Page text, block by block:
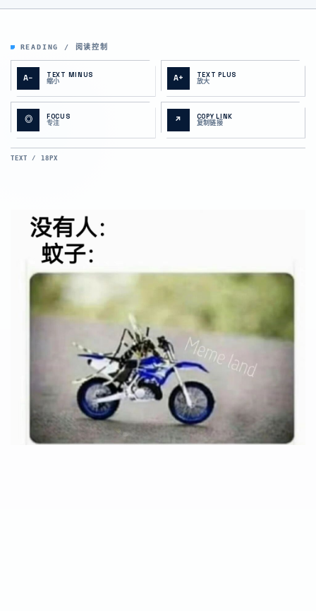
READING / 阅读控制
A− TEXT MINUS
缩小 A+ TEXT PLUS
放大
◎ FOCUS
专注 ↗ COPY LINK
复制链接
TEXT / 18PX